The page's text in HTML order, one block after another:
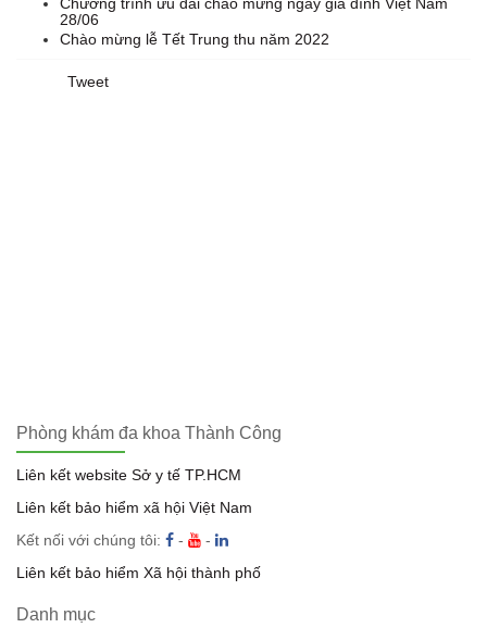
28/06
Chào mừng lễ Tết Trung thu năm 2022
Tweet
Phòng khám đa khoa Thành Công
Liên kết website Sở y tế TP.HCM
Liên kết bảo hiểm xã hội Việt Nam
Kết nối với chúng tôi:
-
-
Liên kết bảo hiểm Xã hội thành phố
Danh mục